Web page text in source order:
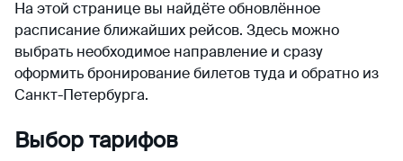
На этой странице вы найдёте обновлённое
расписание ближайших рейсов. Здесь можно
выбрать необходимое направление и сразу
оформить бронирование билетов туда и обратно из
Санкт-Петербурга.
Выбор тарифов